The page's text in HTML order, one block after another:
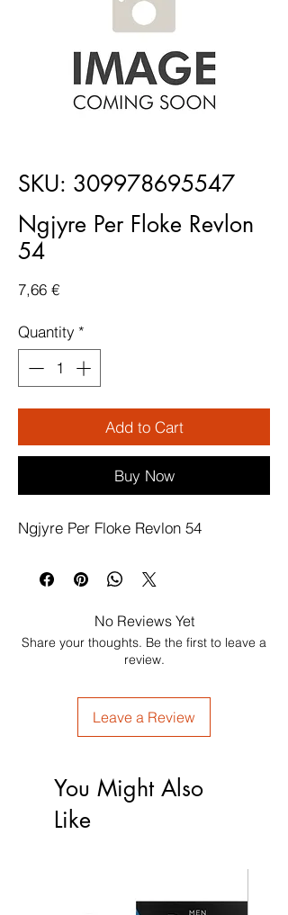
SKU: 309978695547
Ngjyre Per Floke Revlon
54
7,66 €Price
Quantity *
Add to Cart
Buy Now
Ngjyre Per Floke Revlon 54
No Reviews Yet
Share your thoughts. Be the first to leave a
review.
Leave a Review
You Might Also
Like